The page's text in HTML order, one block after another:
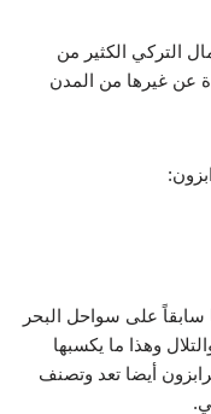
بوكينج التأكد من أن
فالغرف في
وعادةً ما
بالمنطقة.
التي تقدمها
في طرابزون التأكد
التركي الكثير من
عن غيرها من المدن
سابقاً على سواحل البحر
وهذا ما يكسبها
أيضا تعد وتصنف